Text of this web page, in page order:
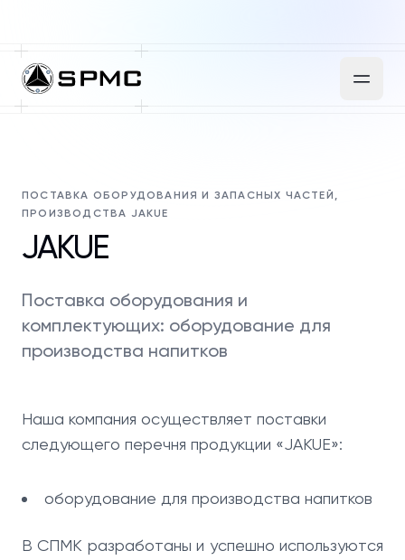
ПОСТАВКА ОБОРУДОВАНИЯ И ЗАПАСНЫХ ЧАСТЕЙ,
ПРОИЗВОДСТВА JAKUE
JAKUE
Поставка оборудования и
комплектующих: оборудование для
производства напитков
Наша компания осуществляет поставки
следующего перечня продукции «JAKUE»:
оборудование для производства напитков
В СПМК разработаны и успешно используются